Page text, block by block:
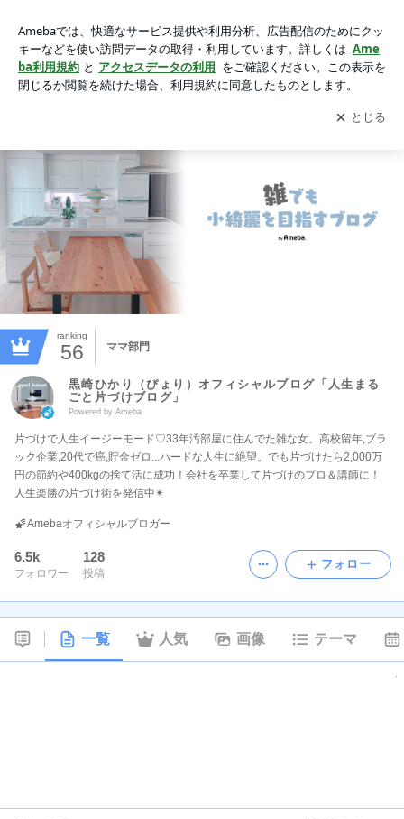
けブログ」Powered by Ameba
アプリをダウンロードして ブログの更新通知
を受け取りまし
ょう。
開く
ranking
56 ママ部門
黒崎ひかり（ぴょり）オフィシャルブログ「人生まる
ごと片づけブログ」
Powered by Ameba
片づけで人生イージーモード♡33年汚部屋に住んでた雑な女。高校留年,ブラ
ック企業,20代で癌,貯金ゼロ...ハードな人生に絶望。でも片づけたら2,000万
円の節約や400kgの捨て活に成功！会社を卒業して片づけのプロ＆講師に！
人生楽勝の片づけ術を発信中✴︎ ︎
Amebaオフィシャルブロガー
6.5k
フォロワー
128
投稿
フォロー
一覧 人気 画像 テーマ